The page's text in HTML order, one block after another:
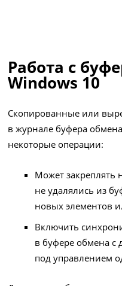
Работа с
Windows 10
Скопированные или
в журнале буфера
некоторые операции:
Может
не удалялись из
новых элементов
Включить
в буфере обмена с
под управлением